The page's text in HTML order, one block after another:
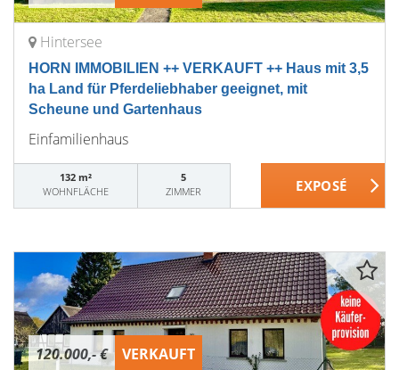
Hintersee
HORN IMMOBILIEN ++ VERKAUFT ++ Haus mit 3,5
ha Land für Pferdeliebhaber geeignet, mit
Scheune und Gartenhaus
Einfamilienhaus
132 m²
WOHNFLÄCHE
5
ZIMMER
120.000,- € VERKAUFT